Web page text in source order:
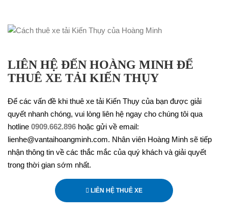
LIÊN HỆ ĐẾN HOÀNG MINH ĐỂ
THUÊ XE TẢI KIẾN THỤY
Để các vấn đề khi thuê xe tải Kiến Thụy của bạn được giải
quyết nhanh chóng, vui lòng liên hệ ngay cho chúng tôi qua
hotline 0909.662.896 hoặc gửi về email:
lienhe@vantaihoangminh.com. Nhân viên Hoàng Minh sẽ tiếp
nhận thông tin về các thắc mắc của quý khách và giải quyết
trong thời gian sớm nhất.
LIÊN HỆ THUÊ XE